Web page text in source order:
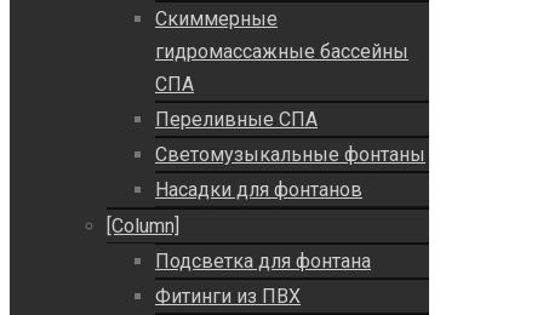
Скиммерные
гидромассажные бассейны
СПА
Переливные СПА
Светомузыкальные фонтаны
Насадки для фонтанов
[Column]
Подсветка для фонтана
Фитинги из ПВХ